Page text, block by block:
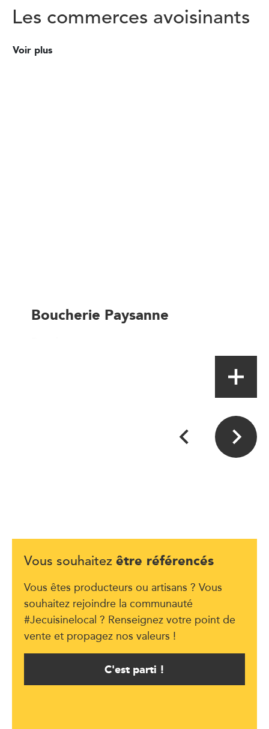
Les commerces avoisinants
Voir plus
Boucherie Paysanne
Vous souhaitez être référencés
Vous êtes producteurs ou artisans ? Vous
souhaitez rejoindre la communauté
#Jecuisinelocal ? Renseignez votre point de
vente et propagez nos valeurs !
C'est parti !